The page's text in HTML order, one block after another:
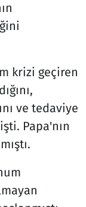
krizi geçiren
ve tedaviye
Papa'nın